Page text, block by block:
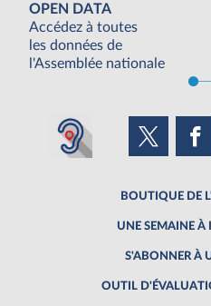
OPEN DATA
Accédez à toutes
les données de
l'Assemblée nationale
BOUTIQUE DE
UNE SEMAINE À
S'ABONNER À
OUTIL